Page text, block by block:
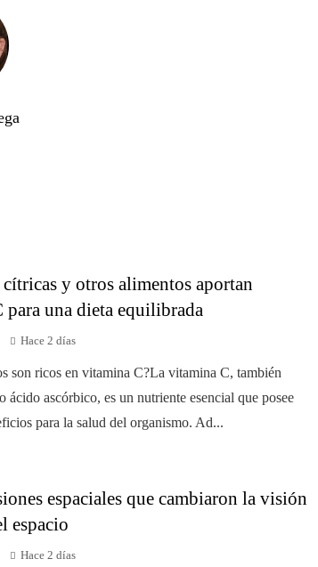
y otros alimentos aportan
para una dieta equilibrada
Hace 2 días
son ricos en vitamina C?La vitamina C, también
ácido ascórbico, es un nutriente esencial que posee
para la salud del organismo. Ad...
espaciales que cambiaron la visión
espacio
Hace 2 días